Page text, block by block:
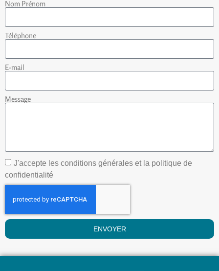
Nom Prénom
Téléphone
E-mail
Message
J'accepte les conditions générales et la politique de
confidentialité
ENVOYER